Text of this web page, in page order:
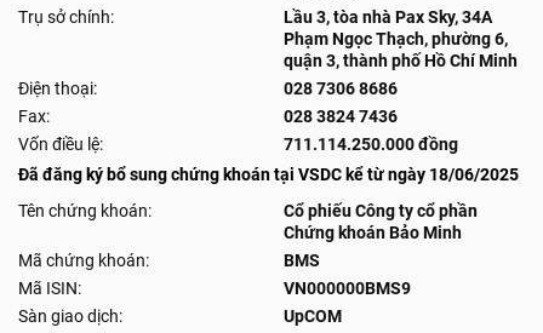
Trụ sở chính:
Lầu 3, tòa nhà Pax Sky, 34A
Phạm Ngọc Thạch, phường 6,
quận 3, thành phố Hồ Chí Minh
Điện thoại:
028 7306 8686
Fax:
028 3824 7436
Vốn điều lệ:
711.114.250.000 đồng
Đã đăng ký bổ sung chứng khoán tại VSDC kể từ ngày 18/06/2025
Tên chứng khoán:
Cổ phiếu Công ty cổ phần
Chứng khoán Bảo Minh
Mã chứng khoán:
BMS
Mã ISIN:
VN000000BMS9
Sàn giao dịch:
UpCOM